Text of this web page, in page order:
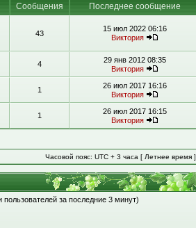
Сообщения
Последнее сообщение
43
15 июл 2022 06:16
Виктория
4
29 янв 2012 08:35
Виктория
1
26 июл 2017 16:16
Виктория
1
26 июл 2017 16:15
Виктория
Часовой пояс: UTC + 3 часа [ Летнее время ]
пользователей за последние 3 минут)